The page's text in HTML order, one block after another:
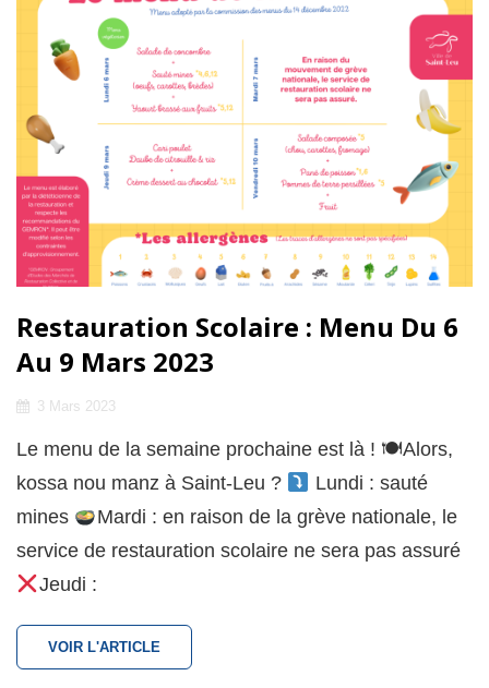
MENUS
Restauration Scolaire : Menu Du 6
Au 9 Mars 2023
Posted
3 Mars 2023
Le menu de la semaine prochaine est là ! 🍽Alors,
kossa nou manz à Saint-Leu ?
Lundi : sauté
mines
Mardi : en raison de la grève nationale, le
service de restauration scolaire ne sera pas assuré
Jeudi :
VOIR L'ARTICLE
SCOLAIRE